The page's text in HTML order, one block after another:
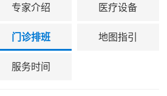
专家介绍 医疗设备
门诊排班 地图指引
服务时间